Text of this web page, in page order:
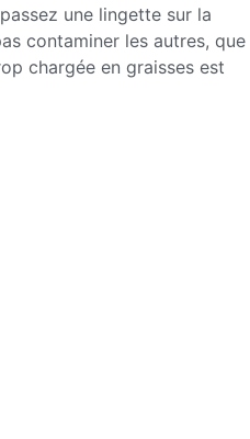
une lingette sur la
contaminer les autres, que
chargée en graisses est